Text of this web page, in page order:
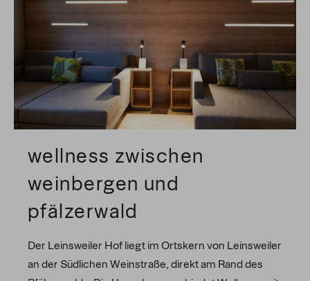
wellness zwischen
weinbergen und
pfälzerwald
Der Leinsweiler Hof liegt im Ortskern von Leinsweiler
an der Südlichen Weinstraße, direkt am Rand des